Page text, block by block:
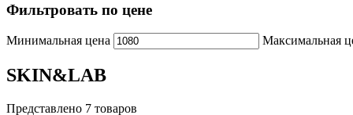
Фильтровать по цене
Минимальная цена Максимальная
SKIN&LAB
Представлено 7 товаров